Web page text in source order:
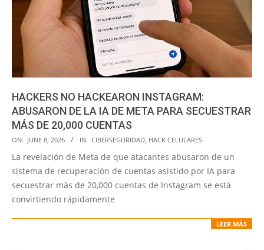
HACKERS NO HACKEARON INSTAGRAM:
ABUSARON DE LA IA DE META PARA SECUESTRAR
MÁS DE 20,000 CUENTAS
2026-
06-
08
ON: JUNE 8, 2026 IN: CIBERSEGURIDAD, HACK CELULARES
La revelación de Meta de que atacantes abusaron de un
sistema de recuperación de cuentas asistido por IA para
secuestrar más de 20,000 cuentas de Instagram se está
convirtiendo rápidamente
LEER MÁS